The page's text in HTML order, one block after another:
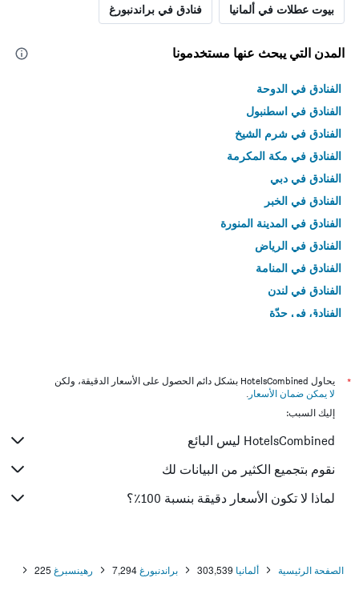
بيوت عطلات في ألمانيا فنادق في براندنبورغ
المدن التي يبحث عنها مستخدمونا
الفنادق في الدوحة
الفنادق في اسطنبول
الفنادق في شرم الشيخ
الفنادق في مكة المكرمة
الفنادق في دبي
الفنادق في الخبر
الفنادق في المدينة المنورة
الفنادق في الرياض
الفنادق في المنامة
الفنادق في لندن
الفنادق في جدّة
*
يحاول HotelsCombined بشكل دائم الحصول على الأسعار الدقيقة، ولكن
لا يمكن ضمان الأسعار .
إليك السبب:
HotelsCombined ليس البائع
نقوم بتجميع الكثير من البيانات لك
لماذا لا تكون الأسعار دقيقة بنسبة 100٪؟
الصفحة الرئيسية ألمانيا 303,539 براندنبورغ 7,294 رهينسبرغ 225